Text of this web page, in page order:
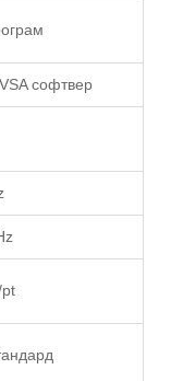
софтвер